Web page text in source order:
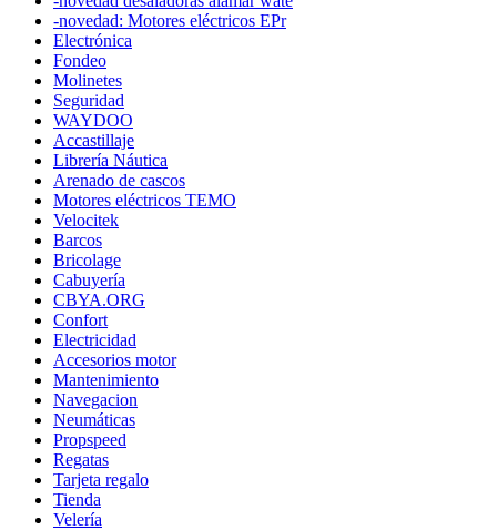
-novedad: Motores eléctricos EPr
Electrónica
Fondeo
Molinetes
Seguridad
WAYDOO
Accastillaje
Librería Náutica
Arenado de cascos
Motores eléctricos TEMO
Velocitek
Barcos
Bricolage
Cabuyería
CBYA.ORG
Confort
Electricidad
Accesorios motor
Mantenimiento
Navegacion
Neumáticas
Propspeed
Regatas
Tarjeta regalo
Tienda
Velería